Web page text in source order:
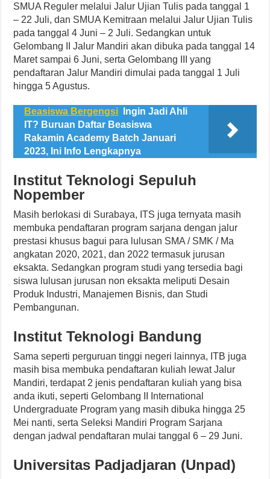
SMUA Reguler melalui Jalur Ujian Tulis pada tanggal 1
– 22 Juli, dan SMUA Kemitraan melalui Jalur Ujian Tulis
pada tanggal 4 Juni – 2 Juli. Sedangkan untuk
Gelombang II Jalur Mandiri akan dibuka pada tanggal 14
Maret sampai 6 Juni, serta Gelombang III yang
pendaftaran Jalur Mandiri dimulai pada tanggal 1 Juli
hingga 5 Agustus.
Beasiswa Bergengsi
Ingin Jadi Ahli
IT? Buruan Daftar Beasiswa
Rakamin Academy Batch Januari
2023, Ini Info Lengkapnya
Institut Teknologi Sepuluh
Nopember
Masih berlokasi di Surabaya, ITS juga ternyata masih
membuka pendaftaran program sarjana dengan jalur
prestasi khusus bagui para lulusan SMA / SMK / Ma
angkatan 2020, 2021, dan 2022 termasuk jurusan
eksakta. Sedangkan program studi yang tersedia bagi
siswa lulusan jurusan non eksakta meliputi Desain
Produk Industri, Manajemen Bisnis, dan Studi
Pembangunan.
Institut Teknologi Bandung
Sama seperti perguruan tinggi negeri lainnya, ITB juga
masih bisa membuka pendaftaran kuliah lewat Jalur
Mandiri, terdapat 2 jenis pendaftaran kuliah yang bisa
anda ikuti, seperti Gelombang II International
Undergraduate Program yang masih dibuka hingga 25
Mei nanti, serta Seleksi Mandiri Program Sarjana
dengan jadwal pendaftaran mulai tanggal 6 – 29 Juni.
Universitas Padjadjaran (Unpad)